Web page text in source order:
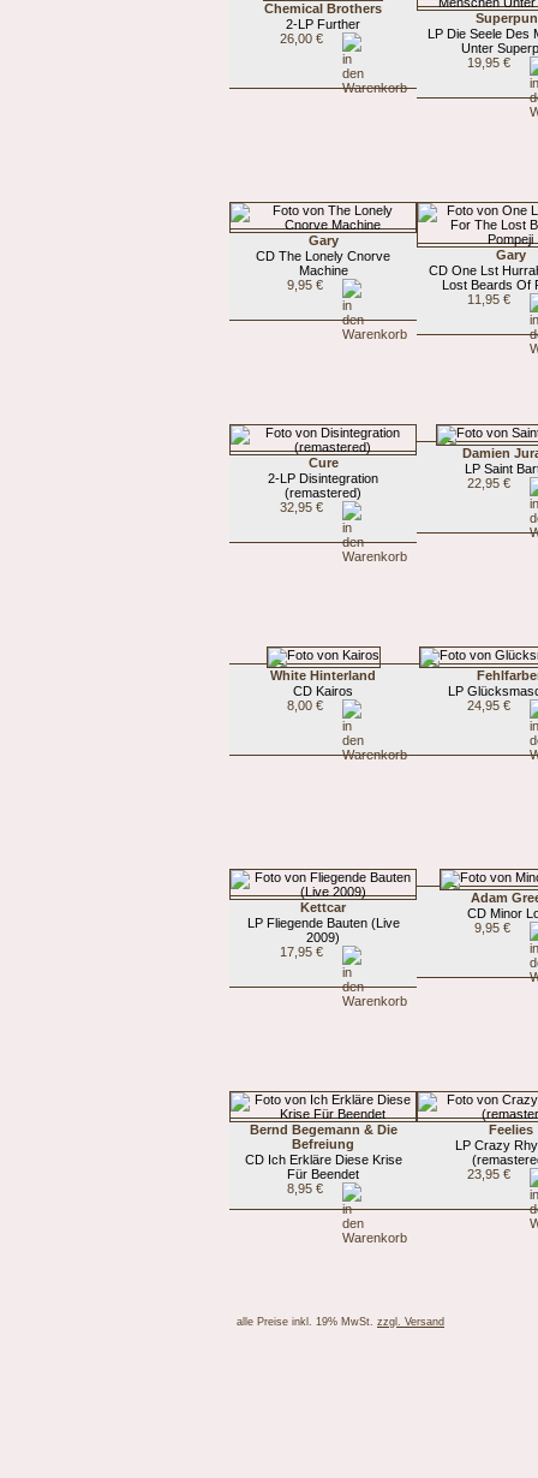
Chemical Brothers
2-LP Further
26,00 €
LP Die Seele Des
Unter
19,95 €
Gary
CD The Lonely Cnorve
Machine
9,95 €
Gary
CD One Lst
Lost Beards Of
11,95 €
Cure
2-LP Disintegration
(remastered)
32,95 €
Damien
LP Saint
22,95 €
White Hinterland
CD Kairos
8,00 €
LP
24,95 €
Kettcar
LP Fliegende Bauten (Live
2009)
17,95 €
Adam
CD Minor
9,95 €
Bernd Begemann & Die
Befreiung
CD Ich Erkläre Diese Krise
Für Beendet
8,95 €
Feelies
LP Crazy
23,95 €
alle Preise inkl. 19% MwSt. zzgl. Versand